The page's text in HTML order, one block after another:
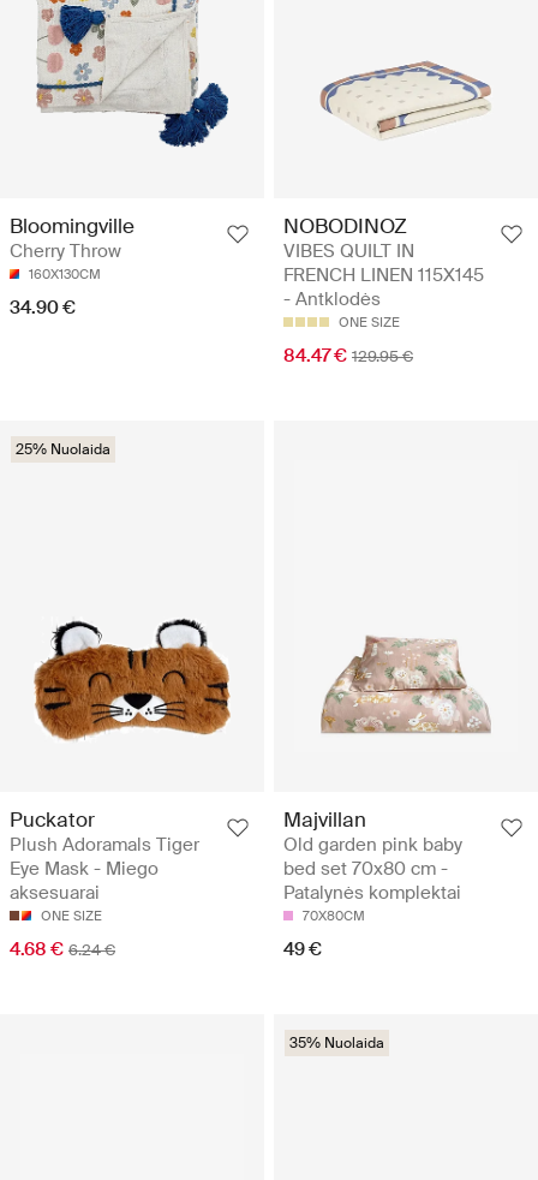
Bloomingville
Cherry Throw
160X130CM
34.90 €
NOBODINOZ
VIBES QUILT IN
FRENCH LINEN 115X145
- Antklodės
ONE SIZE
84.47 € 129.95 €
25% Nuolaida
Puckator
Plush Adoramals Tiger
Eye Mask - Miego
aksesuarai
ONE SIZE
4.68 € 6.24 €
Majvillan
Old garden pink baby
bed set 70x80 cm -
Patalynės komplektai
70X80CM
49 €
35% Nuolaida